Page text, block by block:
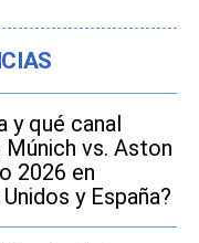
y qué canal
vs. Aston
2026 en
y España?